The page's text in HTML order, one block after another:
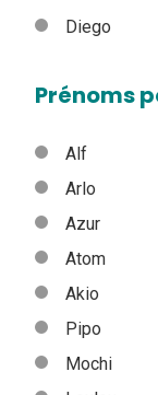
Diego
Prénoms
Alf
Arlo
Azur
Atom
Akio
Pipo
Mochi